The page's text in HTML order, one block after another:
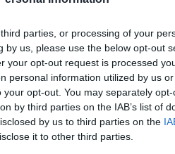
parties, or processing of your
us, please use the below opt-out
your opt-out request is processed
personal information utilized by us
opt-out. You may separately
by third parties on the IAB’s list of
by us to third parties on the
it to other third parties.
εκπροσώπου στην
προκειμένου
2019 και για όσο
η νέα Κοινή
ΚΥΑ.